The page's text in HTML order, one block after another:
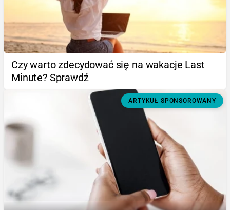
Czy warto zdecydować się na wakacje Last
Minute? Sprawdź
ARTYKUŁ SPONSOROWANY